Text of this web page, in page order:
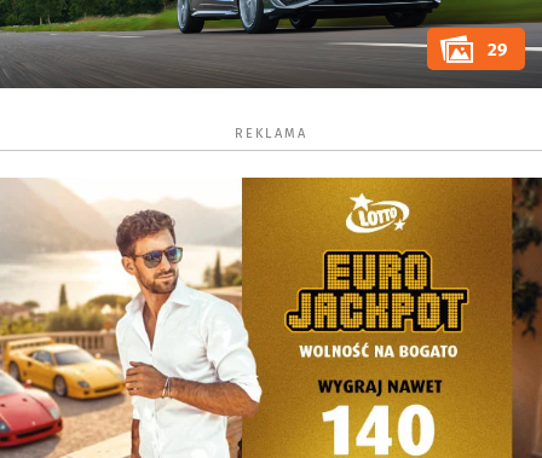
29
REKLAMA